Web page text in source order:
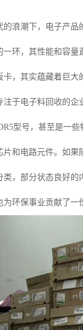
的浪潮下，电子产品
环，其性能和容量
卡，其实蕴藏着巨大
注于电子料回收的企
型号，甚至是一
片和电路元件。如果
类，部分状态良好
为环保事业贡献了一